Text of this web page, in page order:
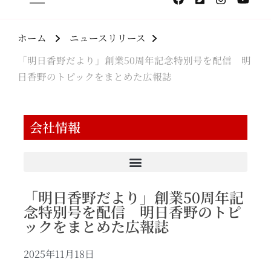
ホーム
ニュースリリース
「明日香野だより」創業50周年記念特別号を配信 明
日香野のトピックをまとめた広報誌
会社情報
「明日香野だより」創業50周年記
念特別号を配信 明日香野のトピ
ックをまとめた広報誌
2025年11月18日